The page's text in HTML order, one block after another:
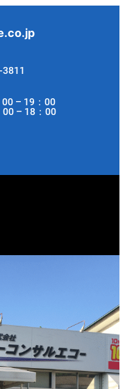
– 19：00
：00